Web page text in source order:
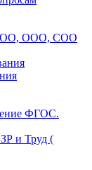
ООО, СОО
ФГОС.
и Труд (